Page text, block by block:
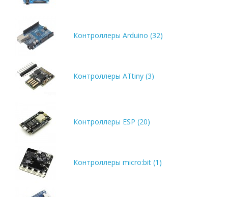
Контроллеры Arduino (32)
Контроллеры ATtiny (3)
Контроллеры ESP (20)
Контроллеры micro:bit (1)